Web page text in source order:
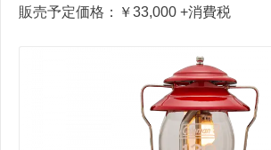
販売予定価格：￥33,000 +消費税